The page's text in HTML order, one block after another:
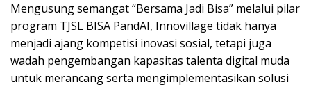
Mengusung semangat “Bersama Jadi Bisa” melalui pilar
program TJSL BISA PandAI, Innovillage tidak hanya
menjadi ajang kompetisi inovasi sosial, tetapi juga
wadah pengembangan kapasitas talenta digital muda
untuk merancang serta mengimplementasikan solusi